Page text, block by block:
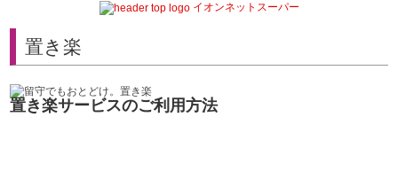
イオンネットスーパー
置き楽
置き楽サービスのご利用方法